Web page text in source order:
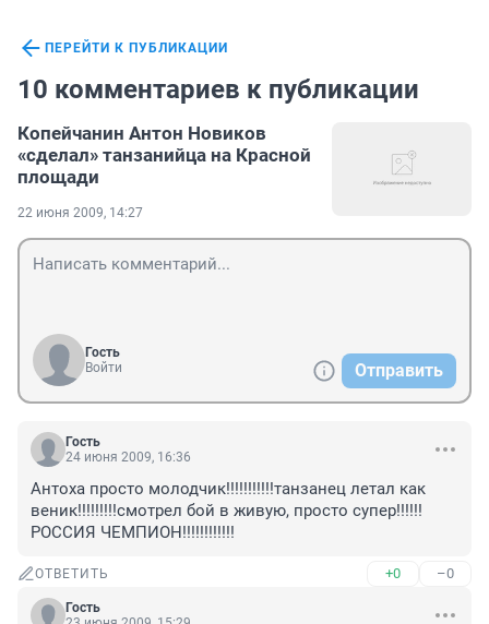
ПЕРЕЙТИ К ПУБЛИКАЦИИ
10 комментариев к публикации
Копейчанин Антон Новиков
«сделал» танзанийца на Красной
площади
22 июня 2009, 14:27
Гость
Войти
Отправить
Гость
24 июня 2009, 16:36
Антоха просто молодчик!!!!!!!!!!!танзанец летал как
веник!!!!!!!!!смотрел бой в живую, просто супер!!!!!!
РОССИЯ ЧЕМПИОН!!!!!!!!!!!!
ОТВЕТИТЬ +0 –0
Гость